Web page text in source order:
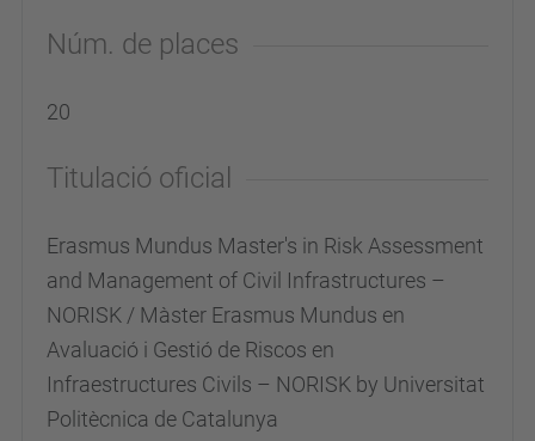
Núm. de places
20
Titulació oficial
Erasmus Mundus Master's in Risk Assessment
and Management of Civil Infrastructures –
NORISK / Màster Erasmus Mundus en
Avaluació i Gestió de Riscos en
Infraestructures Civils – NORISK by Universitat
Politècnica de Catalunya